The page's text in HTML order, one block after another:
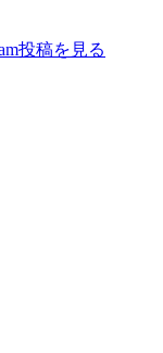
投稿を見る